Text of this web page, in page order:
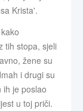
Krista'.
tih stopa, sjeli
žene su
i drugi su
ih je poslao
u toj priči.